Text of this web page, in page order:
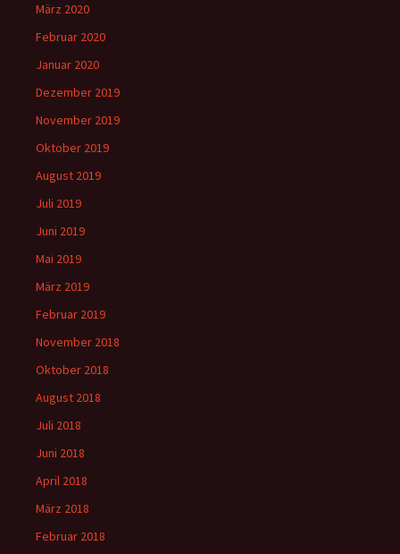
März 2020
Februar 2020
Januar 2020
Dezember 2019
November 2019
Oktober 2019
August 2019
Juli 2019
Juni 2019
Mai 2019
März 2019
Februar 2019
November 2018
Oktober 2018
August 2018
Juli 2018
Juni 2018
April 2018
März 2018
Februar 2018